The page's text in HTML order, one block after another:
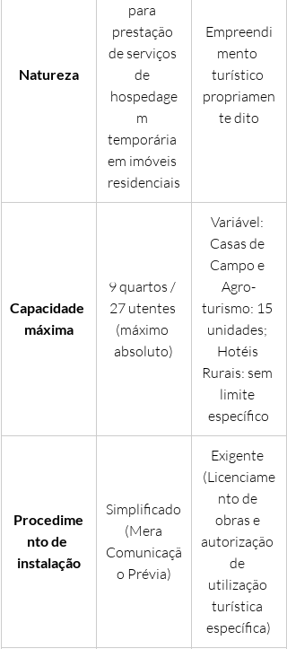
Natureza
para
prestação
de serviços
de
hospedage
m
temporária
em imóveis
residenciais
Empreendi
mento
turístico
propriamen
te dito
Capacidade
máxima
9 quartos /
27 utentes
(máximo
absoluto)
Variável:
Casas de
Campo e
Agro-
turismo: 15
unidades;
Hotéis
Rurais: sem
limite
específico
Procedime
nto de
instalação
Simplificado
(Mera
Comunicaçã
o Prévia)
Exigente
(Licenciame
nto de
obras e
autorização
de
utilização
turística
específica)